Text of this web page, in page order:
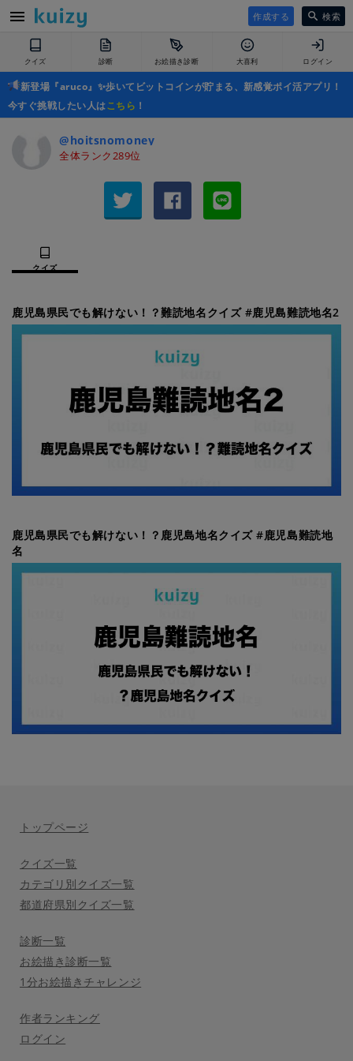
作成する 検索
クイズ 診断 お絵描き診断 大喜利 ログイン
新登場『aruco』✨歩いてビットコインが貯まる、新感覚ポイ活アプリ！
今すぐ挑戦したい人はこちら ！
@hoitsnomoney
全体ランク289位
クイズ
鹿児島県民でも解けない！？難読地名クイズ #鹿児島難読地名2
鹿児島県民でも解けない！？鹿児島地名クイズ #鹿児島難読地
名
トップページ
クイズ一覧
カテゴリ別クイズ一覧
都道府県別クイズ一覧
診断一覧
お絵描き診断一覧
1分お絵描きチャレンジ
作者ランキング
ログイン